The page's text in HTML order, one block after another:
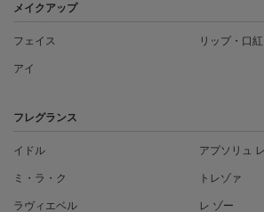
メイクアップ
フェイス リップ・口紅
アイ
フレグランス
イドル アプソリュ
ミ・ラ・ク トレゾァ
ラヴィエベル レ ゾー